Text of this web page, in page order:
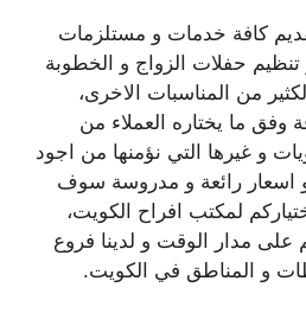
كافة خدمات و مستلزمات
و تنظيم حفلات الزواج و الخطوبة
من المناسبات الاخرى،
وفق ما يختاره العملاء من
و غيرها التي نؤمنها من اجود
و اسعار رائعة و مدروسة سوف
لمكتب افراح الكويت،
مدار الوقت و لدينا فروع
و المناطق في الكويت.